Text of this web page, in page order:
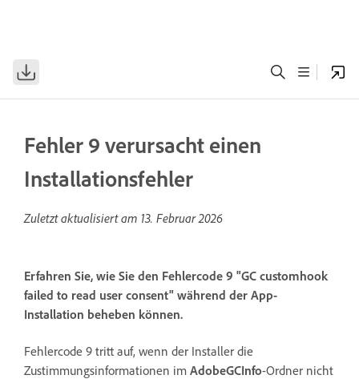
Fehler 9 verursacht einen
Installationsfehler
Zuletzt aktualisiert am 13. Februar 2026
Erfahren Sie, wie Sie den Fehlercode 9 "GC customhook
failed to read user consent" während der App-
Installation beheben können.
Fehlercode 9 tritt auf, wenn der Installer die
Zustimmungsinformationen im AdobeGCInfo-Ordner nicht